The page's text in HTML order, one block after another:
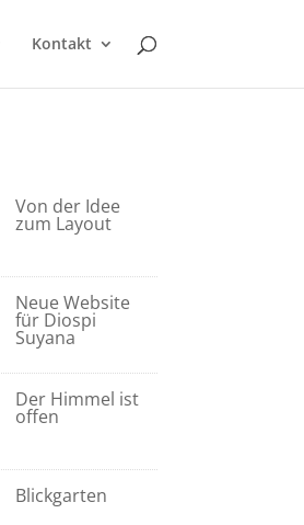
Kontakt
Von der Idee
zum Layout
Neue Website
für Diospi
Suyana
Der Himmel ist
offen
Blickgarten